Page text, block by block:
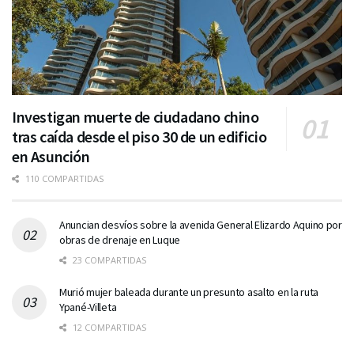
Investigan muerte de ciudadano chino
tras caída desde el piso 30 de un edificio
en Asunción
110 COMPARTIDAS
Anuncian desvíos sobre la avenida General Elizardo Aquino por
obras de drenaje en Luque
23 COMPARTIDAS
Murió mujer baleada durante un presunto asalto en la ruta
Ypané-Villeta
12 COMPARTIDAS